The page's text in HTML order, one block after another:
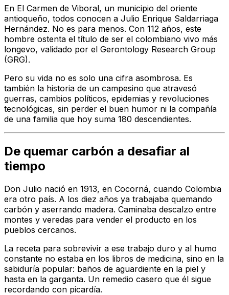
En El Carmen de Viboral, un municipio del oriente
antioqueño, todos conocen a Julio Enrique Saldarriaga
Hernández. No es para menos. Con 112 años, este
hombre ostenta el título de ser el colombiano vivo más
longevo, validado por el Gerontology Research Group
(GRG).
Pero su vida no es solo una cifra asombrosa. Es
también la historia de un campesino que atravesó
guerras, cambios políticos, epidemias y revoluciones
tecnológicas, sin perder el buen humor ni la compañía
de una familia que hoy suma 180 descendientes.
De quemar carbón a desafiar al
tiempo
Don Julio nació en 1913, en Cocorná, cuando Colombia
era otro país. A los diez años ya trabajaba quemando
carbón y aserrando madera. Caminaba descalzo entre
montes y veredas para vender el producto en los
pueblos cercanos.
La receta para sobrevivir a ese trabajo duro y al humo
constante no estaba en los libros de medicina, sino en la
sabiduría popular: baños de aguardiente en la piel y
hasta en la garganta. Un remedio casero que él sigue
recordando con picardía.